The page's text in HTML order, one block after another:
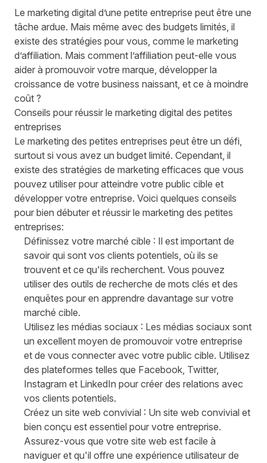
Le marketing digital d’une petite entreprise peut être une
tâche ardue. Mais même avec des budgets limités, il
existe des stratégies pour vous, comme le marketing
d’affiliation. Mais comment l’affiliation peut-elle vous
aider à promouvoir votre marque, développer la
croissance de votre business naissant, et ce à moindre
coût ?
Conseils pour réussir le marketing digital des petites
entreprises
Le marketing des petites entreprises peut être un défi,
surtout si vous avez un budget limité. Cependant, il
existe des stratégies de marketing efficaces que vous
pouvez utiliser pour atteindre votre public cible et
développer votre entreprise. Voici quelques conseils
pour bien débuter et réussir le marketing des petites
entreprises:
Définissez votre marché cible : Il est important de
savoir qui sont vos clients potentiels, où ils se
trouvent et ce qu'ils recherchent. Vous pouvez
utiliser des outils de recherche de mots clés et des
enquêtes pour en apprendre davantage sur votre
marché cible.
Utilisez les médias sociaux : Les médias sociaux sont
un excellent moyen de promouvoir votre entreprise
et de vous connecter avec votre public cible. Utilisez
des plateformes telles que Facebook, Twitter,
Instagram et LinkedIn pour créer des relations avec
vos clients potentiels.
Créez un site web convivial : Un site web convivial et
bien conçu est essentiel pour votre entreprise.
Assurez-vous que votre site web est facile à
naviguer et qu'il offre une expérience utilisateur de